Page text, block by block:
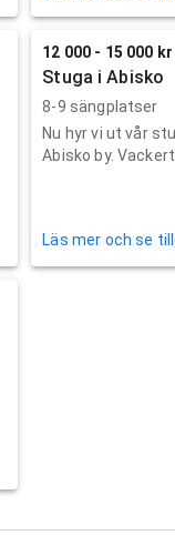
12 000 - 15 000
Stuga i Abisko
8-9 sängplatser
Nu hyr vi ut vår
Abisko by.
Läs mer och se